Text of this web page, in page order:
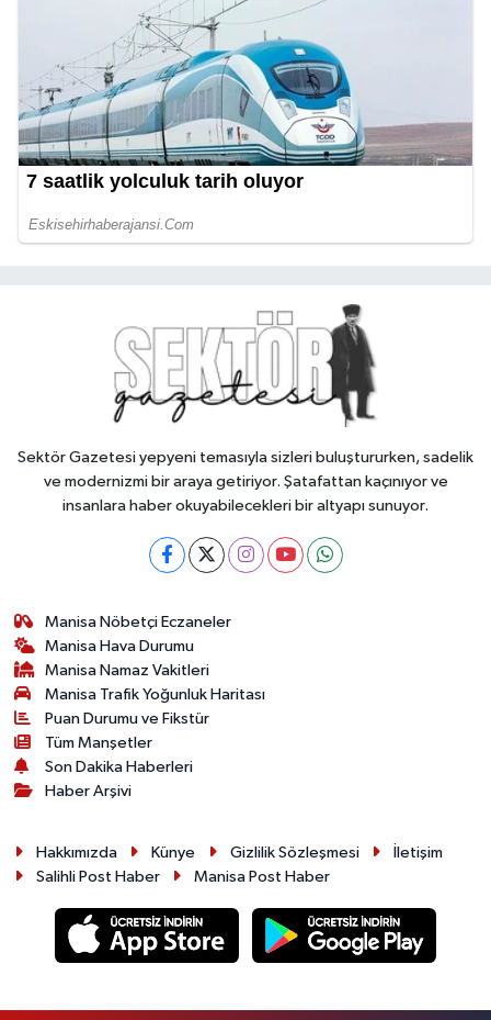
Sektör Gazetesi yepyeni temasıyla sizleri buluştururken, sadelik
ve modernizmi bir araya getiriyor. Şatafattan kaçınıyor ve
insanlara haber okuyabilecekleri bir altyapı sunuyor.
Manisa Nöbetçi Eczaneler
Manisa Hava Durumu
Manisa Namaz Vakitleri
Manisa Trafik Yoğunluk Haritası
Puan Durumu ve Fikstür
Tüm Manşetler
Son Dakika Haberleri
Haber Arşivi
Hakkımızda Künye Gizlilik Sözleşmesi
İletişim
Salihli Post Haber
Manisa Post Haber